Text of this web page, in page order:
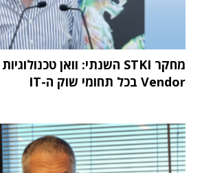
Vendor בכל תחומי שוק ה-IT